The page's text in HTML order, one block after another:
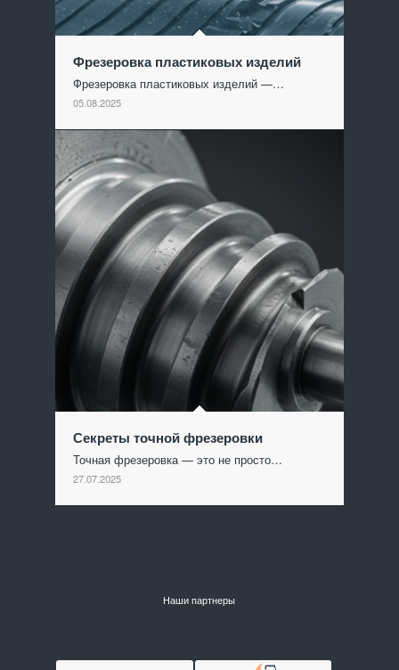
Фрезеровка пластиковых изделий
Фрезеровка пластиковых изделий —…
05.08.2025
Секреты точной фрезеровки
Точная фрезеровка — это не просто…
27.07.2025
Наши партнеры